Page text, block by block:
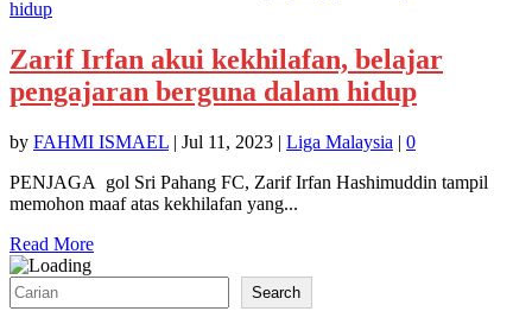
Zarif Irfan akui kekhilafan, belajar
pengajaran berguna dalam hidup
by FAHMI ISMAEL | Jul 11, 2023 | Liga Malaysia | 0
PENJAGA gol Sri Pahang FC, Zarif Irfan Hashimuddin tampil
memohon maaf atas kekhilafan yang...
Read More
Search Search